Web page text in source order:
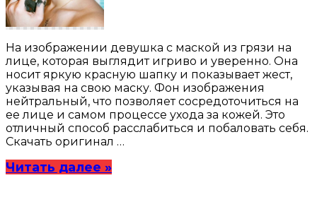
На изображении девушка с маской из грязи на
лице, которая выглядит игриво и уверенно. Она
носит яркую красную шапку и показывает жест,
указывая на свою маску. Фон изображения
нейтральный, что позволяет сосредоточиться на
ее лице и самом процессе ухода за кожей. Это
отличный способ расслабиться и побаловать себя.
Скачать оригинал …
Читать далее »